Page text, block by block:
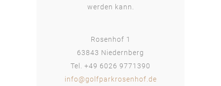
werden kann.
Rosenhof 1
63843 Niedernberg
Tel. +49 6026 9771390
info@golfparkrosenhof.de